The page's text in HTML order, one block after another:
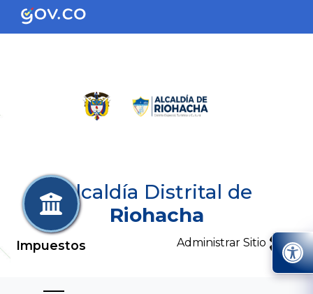
Alcaldía Distrital de
Riohacha
Administrar Sitio
Impuestos